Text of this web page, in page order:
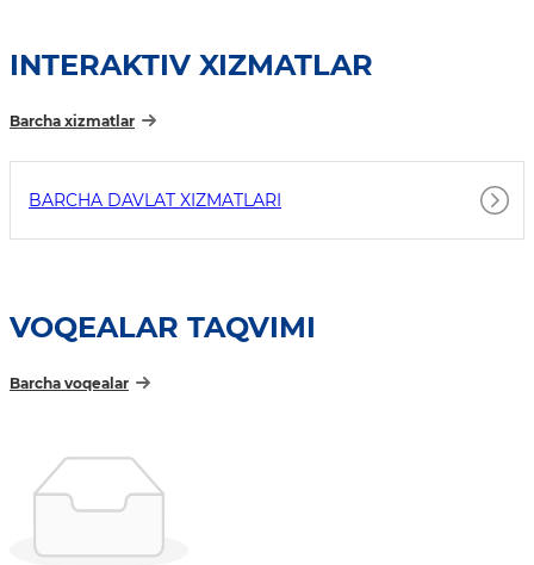
INTERAKTIV XIZMATLAR
Barcha xizmatlar
BARCHA DAVLAT XIZMATLARI
VOQEALAR TAQVIMI
Barcha voqealar